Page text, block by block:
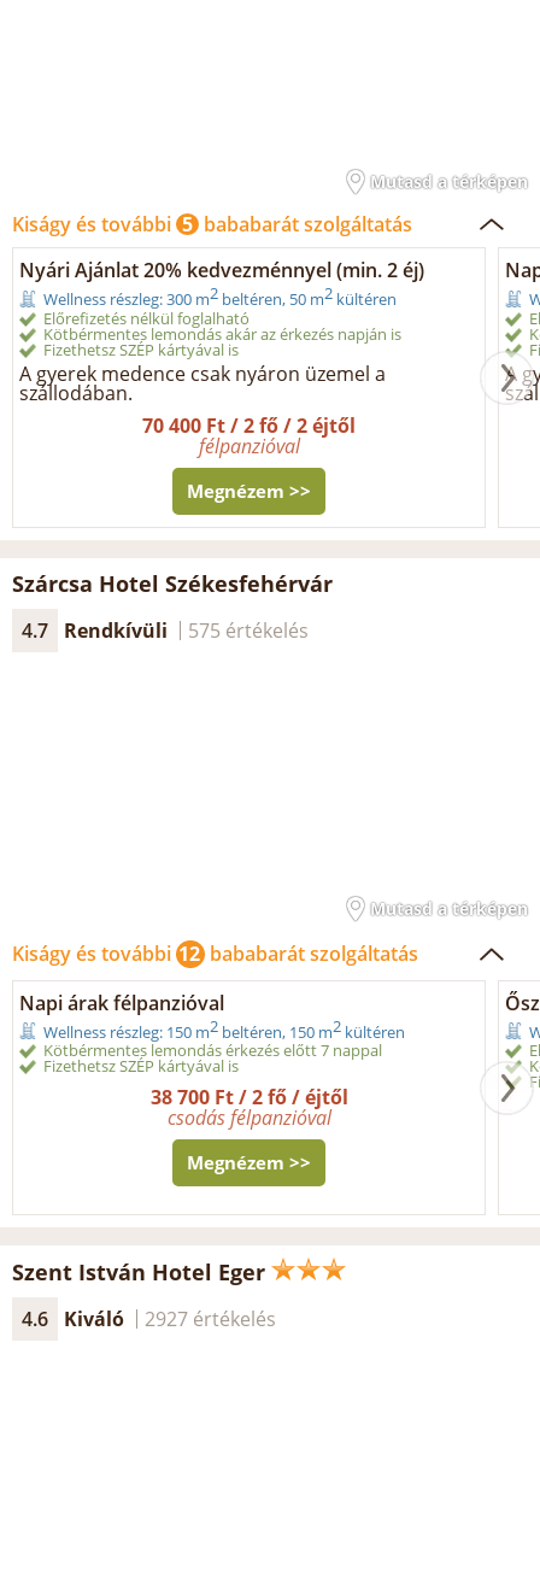
Mutasd a térképen
Kiságy és további 5 bababarát szolgáltatás
Nyári Ajánlat 20% kedvezménnyel (min. 2 éj)
Wellness részleg: 300 m2 beltéren, 50 m2 kültéren
Előrefizetés nélkül foglalható
Kötbérmentes lemondás akár az érkezés napján is
Fizethetsz SZÉP kártyával is
A gyerek medence csak nyáron üzemel a
szállodában.
70 400 Ft / 2 fő / 2 éjtől
félpanzióval
Megnézem >>
A
Szárcsa Hotel Székesfehérvár
4.7 Rendkívüli 575 értékelés
Mutasd a térképen
Kiságy és további 12 bababarát szolgáltatás
Napi árak félpanzióval
Wellness részleg: 150 m2 beltéren, 150 m2 kültéren
Kötbérmentes lemondás érkezés előtt 7 nappal
Fizethetsz SZÉP kártyával is
38 700 Ft / 2 fő / éjtől
csodás félpanzióval
Megnézem >>
Szent István Hotel Eger
4.6 Kiváló 2927 értékelés